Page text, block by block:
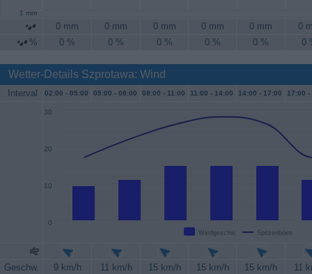
1 mm
0 mm 0 mm 0 mm 0 mm 0 mm
0
%
0 % 0 % 0 % 0 % 0 % 0
Wetter-Details Szprotawa: Wind
Interval 02:00 - 05:00 05:00 - 08:00 08:00 - 11:00 11:00 - 14:00 14:00 - 17:00 17:00 -
Windgeschw. Spitzenböen
0
10
20
30
Geschw. 9 km/h 11 km/h 15 km/h 15 km/h 15 km/h
11